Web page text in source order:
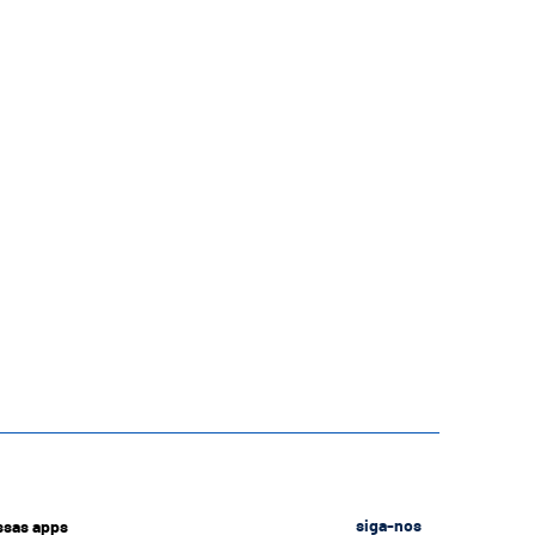
apps siga-nos